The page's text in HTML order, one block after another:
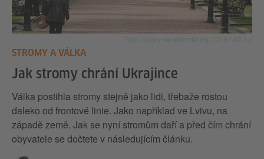
STROMY A VÁLKA
Jak stromy chrání Ukrajince
Válka postihla stromy stejně jako lidi, třebaže rostou
daleko od frontové linie. Jako například ve Lvivu, na
západě země. Jak se nyní stromům daří a před čím chrání
obyvatele se dočtete v následujícím článku.